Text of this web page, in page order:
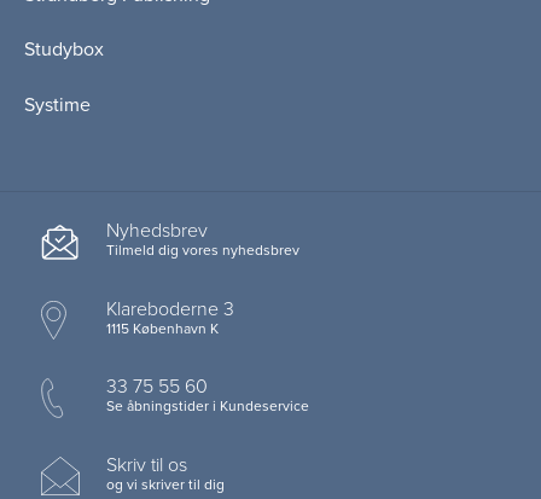
Studybox
Systime
Nyhedsbrev
Tilmeld dig vores nyhedsbrev
Klareboderne 3
1115 København K
33 75 55 60
Se åbningstider i Kundeservice
Skriv til os
og vi skriver til dig